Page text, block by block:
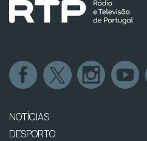
NOTÍCIAS
DESPORTO